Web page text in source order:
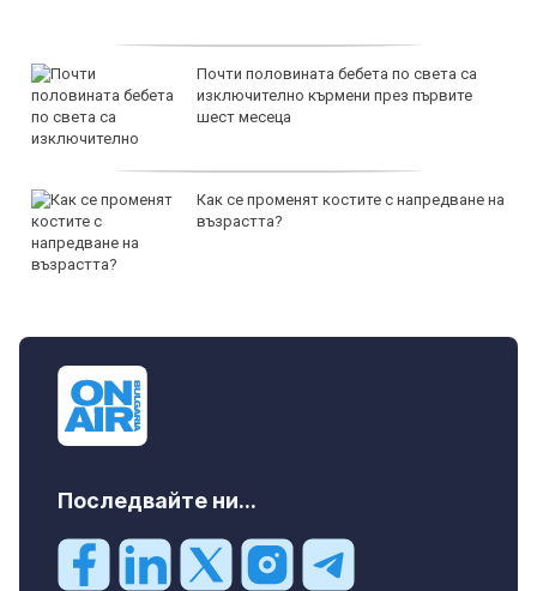
Почти половината бебета по света са
изключително кърмени през първите
шест месеца
Как се променят костите с напредване на
възрастта?
Последвайте ни...